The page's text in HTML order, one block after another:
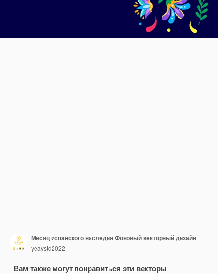
Месяц испанского наследия Фоновый векторный дизайн
yeaystd2022
Вам также могут понравиться эти векторы